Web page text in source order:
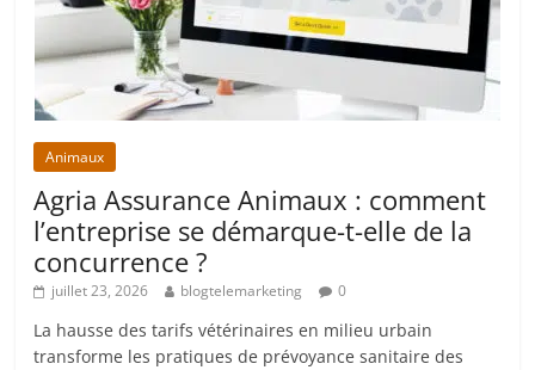
Animaux
Agria Assurance Animaux : comment
l’entreprise se démarque-t-elle de la
concurrence ?
juillet 23, 2026 blogtelemarketing 0
La hausse des tarifs vétérinaires en milieu urbain
transforme les pratiques de prévoyance sanitaire des